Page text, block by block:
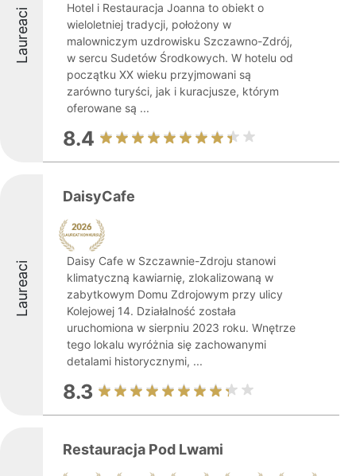
Laureaci
Hotel i Restauracja Joanna to obiekt o
wieloletniej tradycji, położony w
malowniczym uzdrowisku Szczawno-Zdrój,
w sercu Sudetów Środkowych. W hotelu od
początku XX wieku przyjmowani są
zarówno turyści, jak i kuracjusze, którym
oferowane są ...
8.4
Laureaci
DaisyCafe
Daisy Cafe w Szczawnie-Zdroju stanowi
klimatyczną kawiarnię, zlokalizowaną w
zabytkowym Domu Zdrojowym przy ulicy
Kolejowej 14. Działalność została
uruchomiona w sierpniu 2023 roku. Wnętrze
tego lokalu wyróżnia się zachowanymi
detalami historycznymi, ...
8.3
Restauracja Pod Lwami